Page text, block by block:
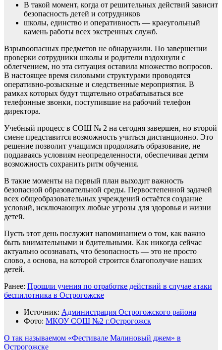
В такой момент, когда от решительных действий зависит
безопасность детей и сотрудников
школы, единство и оперативность — краеугольный
камень работы всех экстренных служб.
Взрывоопасных предметов не обнаружили. По завершении
проверки сотрудники школы и родители вздохнули с
облегчением, но эта ситуация оставила множество вопросов.
В настоящее время силовыми структурами проводятся
оперативно-розыскные и следственные мероприятия. В
рамках которых будут тщательно отрабатываться все
телефонные звонки, поступившие на рабочий телефон
директора.
Учебный процесс в СОШ № 2 на сегодня завершен, но второй
смене представится возможность учиться дистанционно. Это
решение позволит учащимся продолжать образование, не
поддаваясь условиям неопределенности, обеспечивая детям
возможность сохранить ритм обучения.
В такие моменты на первый план выходит важность
безопасной образовательной среды. Первостепенной задачей
всех общеобразовательных учреждений остаётся создание
условий, исключающих любые угрозы для здоровья и жизни
детей.
Пусть этот день послужит напоминанием о том, как важно
быть внимательными и бдительными. Как никогда сейчас
актуально осознавать, что безопасность — это не просто
слово, а основа, на которой строится благополучие наших
детей.
Ранее: Прошли учения по отработке действий в случае атаки
беспилотника в Острогожске
Источник: Администрация Острогожского района
Фото: МКОУ СОШ №2 г.Острогожск
Навигация
О так называемом «Фестивале Малиновый джем» в
Острогожске